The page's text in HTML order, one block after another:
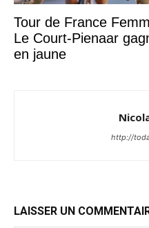
Tour de France
Le Court-Pienaar
en jaune
http://
LAISSER UN